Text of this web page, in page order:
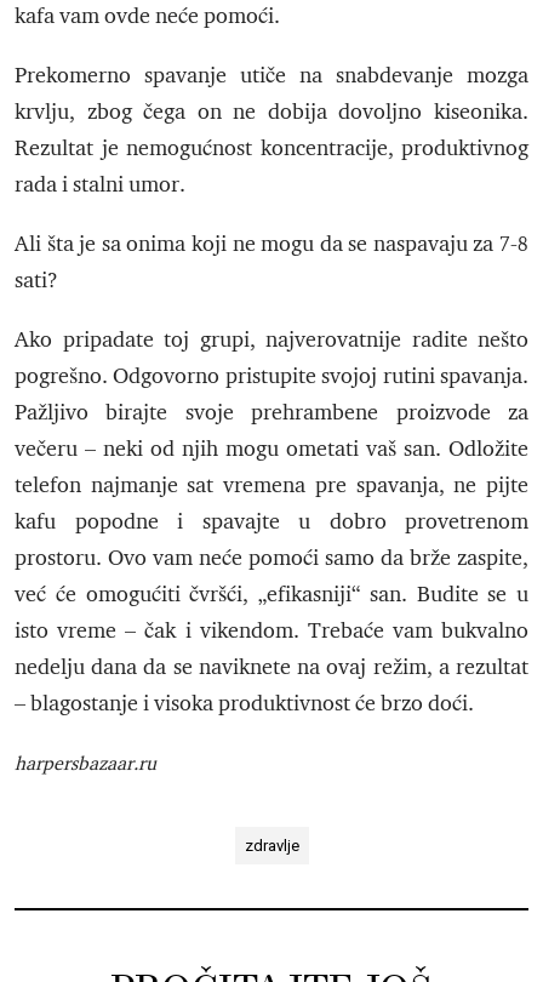
kafa vam ovde neće pomoći.
Prekomerno spavanje utiče na snabdevanje mozga
krvlju, zbog čega on ne dobija dovoljno kiseonika.
Rezultat je nemogućnost koncentracije, produktivnog
rada i stalni umor.
Ali šta je sa onima koji ne mogu da se naspavaju za 7-8
sati?
Ako pripadate toj grupi, najverovatnije radite nešto
pogrešno. Odgovorno pristupite svojoj rutini spavanja.
Pažljivo birajte svoje prehrambene proizvode za
večeru – neki od njih mogu ometati vaš san. Odložite
telefon najmanje sat vremena pre spavanja, ne pijte
kafu popodne i spavajte u dobro provetrenom
prostoru. Ovo vam neće pomoći samo da brže zaspite,
već će omogućiti čvršći, „efikasniji“ san. Budite se u
isto vreme – čak i vikendom. Trebaće vam bukvalno
nedelju dana da se naviknete na ovaj režim, a rezultat
– blagostanje i visoka produktivnost će brzo doći.
harpersbazaar.ru
zdravlje